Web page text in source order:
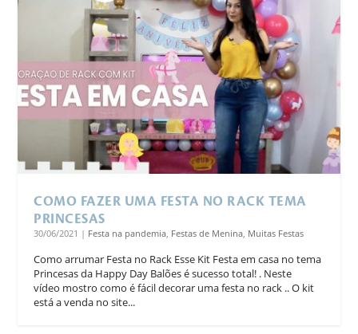
COMO FAZER UMA FESTA NO RACK TEMA
PRINCESAS
30/06/2021 | Festa na pandemia Festas de Menina Muitas Festas
Como arrumar Festa no Rack Esse Kit Festa em casa no tema
Princesas da Happy Day Balões é sucesso total! . Neste
vídeo mostro como é fácil decorar uma festa no rack .. O kit
está a venda no site...